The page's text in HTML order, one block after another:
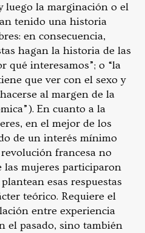
luego la marginación o el
tenido una historia
en consecuencia,
hagan la historia de las
qué interesamos”; o “la
que ver con el sexo y
al margen de la
En cuanto a la
en el mejor de los
de un interés mínimo
francesa no
las mujeres participaron
esas respuestas
teórico. Requiere el
entre experiencia
el pasado, sino también